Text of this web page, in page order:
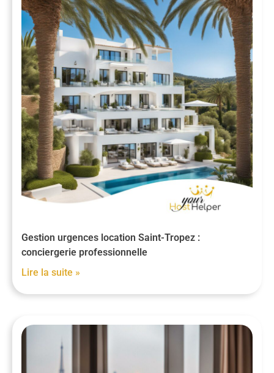
Gestion urgences location Saint-Tropez :
conciergerie professionnelle
Lire la suite »